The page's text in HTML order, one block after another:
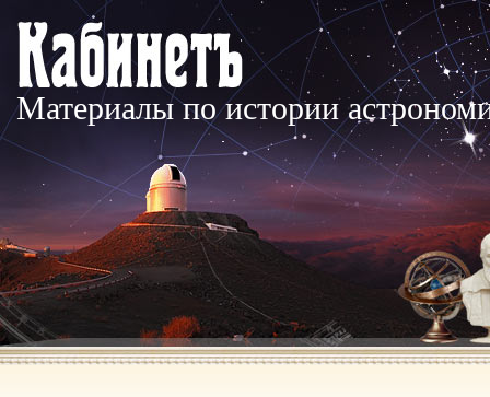
Материалы по истории